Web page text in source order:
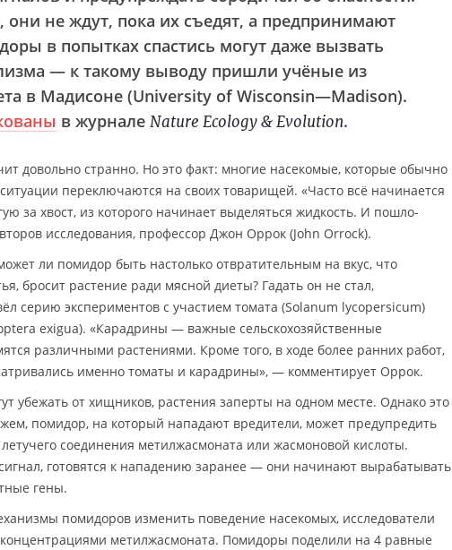
они не ждут, пока их съедят, а предпринимают
в попытках спастись могут даже вызвать
— к такому выводу пришли учёные из
в Мадисоне (University of Wisconsin—Madison).
в журнале Nature Ecology & Evolution.
довольно странно. Но это факт: многие насекомые, которые обычно
переключаются на своих товарищей. «Часто всё начинается
за хвост, из которого начинает выделяться жидкость. И пошло-
исследования, профессор Джон Оррок (John Orrock).
ли помидор быть настолько отвратительным на вкус, что
бросит растение ради мясной диеты? Гадать он не стал,
серию экспериментов с участием томата (Solanum lycopersicum)
exigua). «Карадрины — важные сельскохозяйственные
различными растениями. Кроме того, в ходе более ранних работ,
именно томаты и карадрины», — комментирует Оррок.
убежать от хищников, растения заперты на одном месте. Однако это
помидор, на который нападают вредители, может предупредить
соединения метилжасмоната или жасмоновой кислоты.
готовятся к нападению заранее — они начинают вырабатывать
гены.
помидоров изменить поведение насекомых, исследователи
метилжасмоната. Помидоры поделили на 4 равные